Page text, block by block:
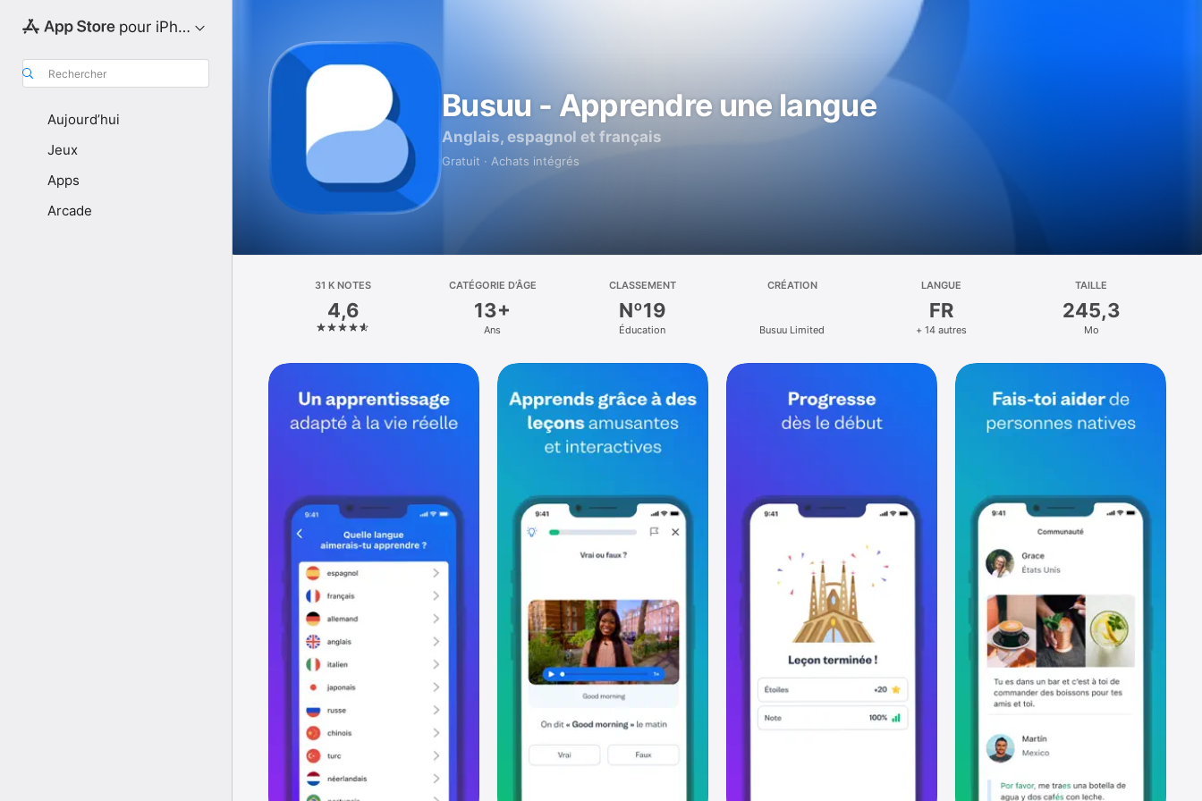
pour iPhone
Rechercher
Aujourd’hui
Jeux
Apps
Arcade
Busuu - Apprendre une langue
Anglais, espagnol et français
Gratuit · Achats intégrés
31 K NOTES
4,6
CATÉGORIE D’ÂGE
13+
Ans
CLASSEMENT
Nº19
Éducation
CRÉATION
Busuu Limited
LANGUE
FR
+ 14 autres
TAILLE
245,3
Mo